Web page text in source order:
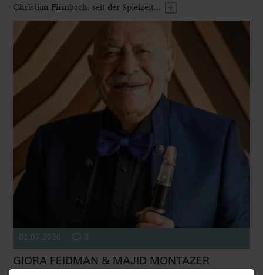
Christian Firmbach, seit der Spielzeit...
01.07.2026 0
GIORA FEIDMAN & MAJID MONTAZER